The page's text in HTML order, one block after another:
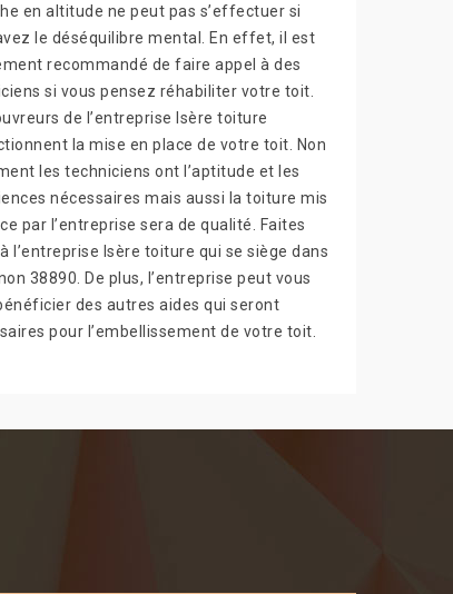
en altitude ne peut pas s’effectuer si
le déséquilibre mental. En effet, il est
recommandé de faire appel à des
si vous pensez réhabiliter votre toit.
de l’entreprise Isère toiture
la mise en place de votre toit. Non
les techniciens ont l’aptitude et les
nécessaires mais aussi la toiture mis
par l’entreprise sera de qualité. Faites
l’entreprise Isère toiture qui se siège dans
38890. De plus, l’entreprise peut vous
des autres aides qui seront
pour l’embellissement de votre toit.